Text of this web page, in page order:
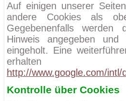
Auf einigen unserer
andere Cookies als
Gegebenenfalls werden
Hinweis angegeben
eingeholt. Eine
http://www.google.com/
Kontrolle über Cookies